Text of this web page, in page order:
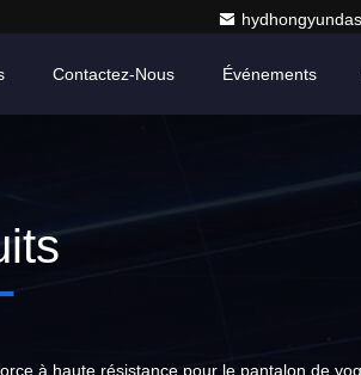
Contactez-Nous Événements
à haute résistance pour le pantalon de